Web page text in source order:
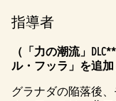
指導者
（「力の潮流」
ル・フッラ」を追加
グラナダの陥落後